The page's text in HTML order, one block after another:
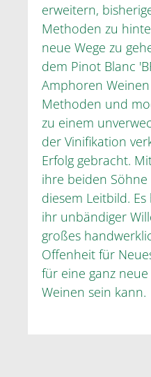
erweitern,
Methoden zu
neue Wege zu
dem Pinot Blanc
Amphoren
Methoden und
zu einem
der Vinifikation
Erfolg gebracht.
ihre beiden
diesem Leitbild.
ihr unbändiger
großes
Offenheit für
für eine ganz
Weinen sein kann.